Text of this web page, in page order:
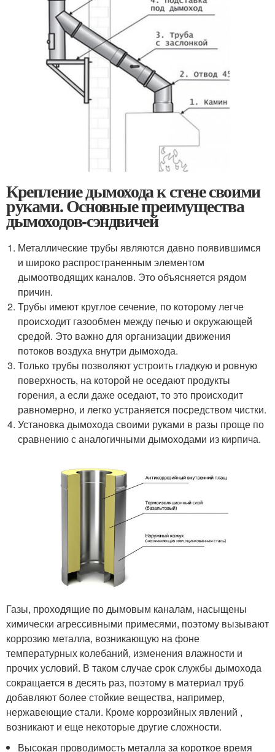
Крепление дымохода к стене своими
руками. Основные преимущества
дымоходов-сэндвичей
Металлические трубы являются давно появившимся
и широко распространенным элементом
дымоотводящих каналов. Это объясняется рядом
причин.
Трубы имеют круглое сечение, по которому легче
происходит газообмен между печью и окружающей
средой. Это важно для организации движения
потоков воздуха внутри дымохода.
Только трубы позволяют устроить гладкую и ровную
поверхность, на которой не оседают продукты
горения, а если даже оседают, то это происходит
равномерно, и легко устраняется посредством чистки.
Установка дымохода своими руками в разы проще по
сравнению с аналогичными дымоходами из кирпича.
Газы, проходящие по дымовым каналам, насыщены
химически агрессивными примесями, поэтому вызывают
коррозию металла, возникающую на фоне
температурных колебаний, изменения влажности и
прочих условий. В таком случае срок службы дымохода
сокращается в десять раз, поэтому в материал труб
добавляют более стойкие вещества, например,
нержавеющие стали. Кроме коррозийных явлений ,
возникают и еще некоторые другие сложности.
Высокая проводимость металла за короткое время